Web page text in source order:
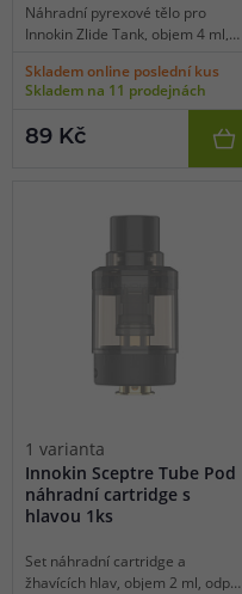
Náhradní pyrexové tělo pro
Innokin Zlide Tank, objem 4 ml,
Skladem online poslední kus
Skladem na 11 prodejnách
89 Kč
1 varianta
Innokin Sceptre Tube Pod
náhradní cartridge s
hlavou 1ks
Set náhradní cartridge a
žhavících hlav, objem 2 ml, odpor